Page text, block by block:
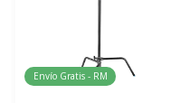
Envío Gratis - RM